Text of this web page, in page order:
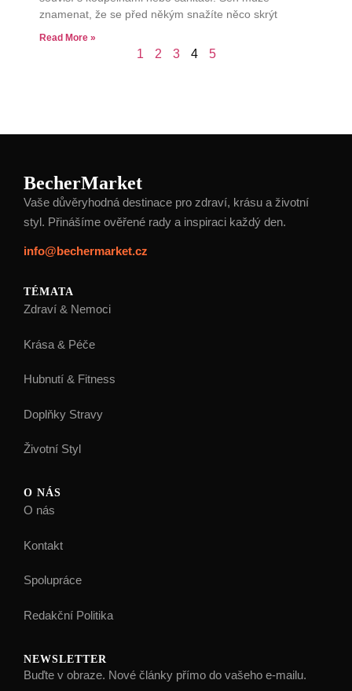
znamenat, že se před někým snažíte něco skrýt
Read More »
1 2 3 4 5
BecherMarket
Vaše důvěryhodná destinace pro zdraví, krásu a životní
styl. Přinášíme ověřené rady a inspiraci každý den.
info@bechermarket.cz
TÉMATA
Zdraví & Nemoci
Krása & Péče
Hubnutí & Fitness
Doplňky Stravy
Životní Styl
O NÁS
O nás
Kontakt
Spolupráce
Redakční Politika
NEWSLETTER
Buďte v obraze. Nové články přímo do vašeho e-mailu.